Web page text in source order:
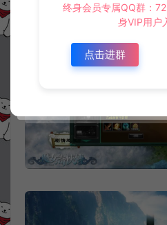
终身会员专属QQ群：
身VIP用户
点击进群